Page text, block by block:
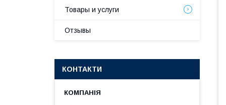
Товары и услуги
Отзывы
КОНТАКТИ